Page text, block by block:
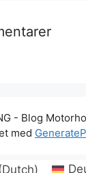
- Blog
med
Dutch)